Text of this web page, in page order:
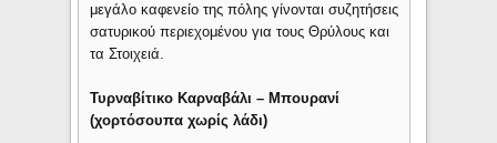
μεγάλο καφενείο της πόλης γίνονται συζητήσεις
σατυρικού περιεχομένου για τους Θρύλους και
τα Στοιχειά.
Τυρναβίτικο Καρναβάλι – Μπουρανί
(χορτόσουπα χωρίς λάδι)